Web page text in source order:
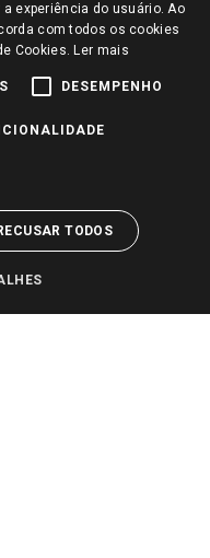
experiência do usuário. Ao
com todos os cookies
Cookies. Ler mais
DESEMPENHO
TODOS